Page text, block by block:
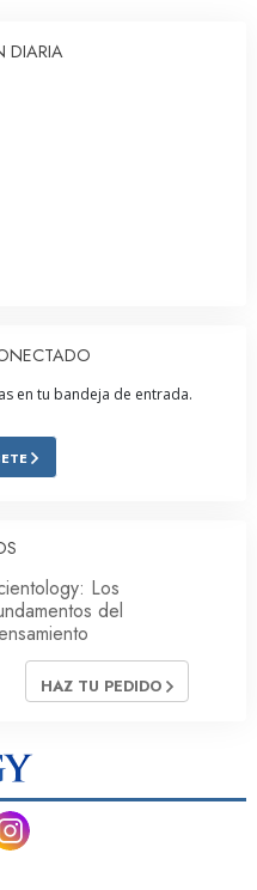
DIARIA
en tu bandeja de entrada.
Los
del
HAZ TU PEDIDO